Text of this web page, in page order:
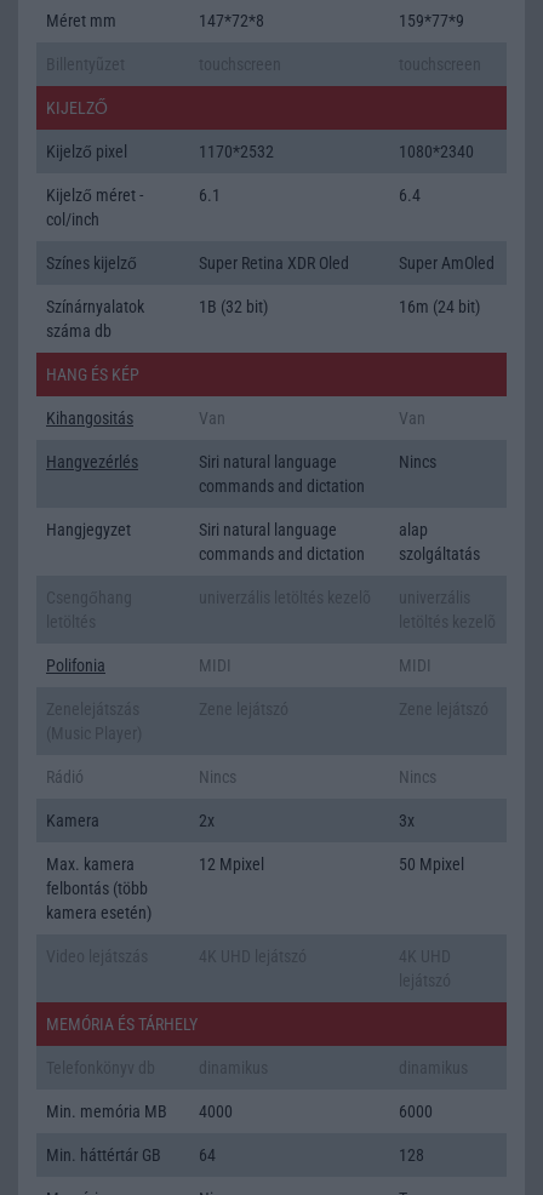
Méret mm 147*72*8 159*77*9
KIJELZŐ
Kijelző pixel 1170*2532 1080*2340
Kijelző méret -
col/inch
6.1 6.4
Színes kijelző Super Retina XDR Oled Super AmOled
Színárnyalatok
száma db
1B (32 bit) 16m (24 bit)
HANG ÉS KÉP
Kihangositás Van Van
Hangvezérlés
Siri natural language
commands and dictation
Nincs
Hangjegyzet
Siri natural language
commands and dictation
alap
szolgáltatás
Polifonia MIDI MIDI
Rádió Nincs Nincs
Kamera 2x 3x
Max. kamera
felbontás (több
kamera esetén)
12 Mpixel 50 Mpixel
MEMÓRIA ÉS TÁRHELY
Min. memória MB 4000 6000
Min. háttértár GB 64 128